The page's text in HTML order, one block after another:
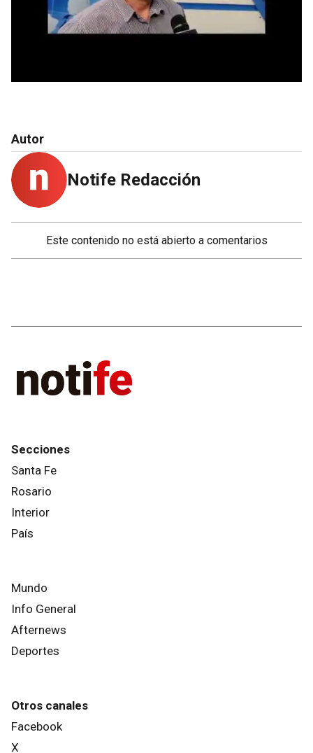
Autor
Notife Redacción
Este contenido no está abierto a comentarios
Secciones
Santa Fe
Rosario
Interior
País
Mundo
Info General
Afternews
Deportes
Otros canales
Facebook
X